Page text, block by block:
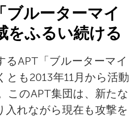
ブルーターマイ
をふるい続ける
るAPT「ブルーターマイ
とも2013年11月から活動
このAPT集団は、新たな
入れながら現在も攻撃を